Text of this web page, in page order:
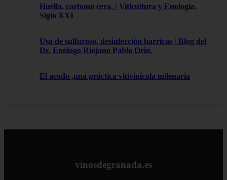
Huella, carbono cero. | Viticultura y Enología.
Siglo XXI
Uso de sulfuroso, desinfección barricas | Blog del
Dr. Enólogo Riojano Pablo Orio.
El acodo ,una práctica vitivínicola milenaria
vinosdegranada.es